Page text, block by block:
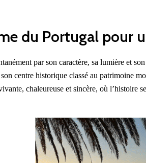
du Portugal pour
par son caractère, sa lumière et
centre historique classé au patrimoine
chaleureuse et sincère, où l’histoire